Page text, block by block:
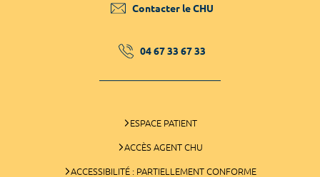
Contacter le CHU
04 67 33 67 33
ESPACE PATIENT
ACCÈS AGENT CHU
ACCESSIBILITÉ : PARTIELLEMENT CONFORME